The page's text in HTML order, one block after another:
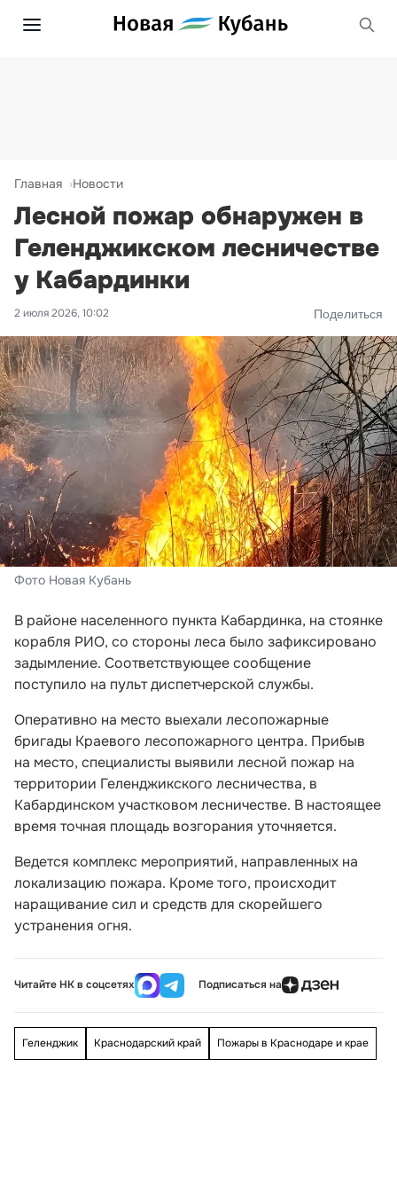
Главная Новости
Лесной пожар обнаружен в
Геленджикском лесничестве
у Кабардинки
2 июля 2026, 10:02 Поделиться
Фото Новая Кубань
В районе населенного пункта Кабардинка, на стоянке
корабля РИО, со стороны леса было зафиксировано
задымление. Соответствующее сообщение
поступило на пульт диспетчерской службы.
Оперативно на место выехали лесопожарные
бригады Краевого лесопожарного центра. Прибыв
на место, специалисты выявили лесной пожар на
территории Геленджикского лесничества, в
Кабардинском участковом лесничестве. В настоящее
время точная площадь возгорания уточняется.
Ведется комплекс мероприятий, направленных на
локализацию пожара. Кроме того, происходит
наращивание сил и средств для скорейшего
устранения огня.
Читайте НК в соцсетях Подписаться на
Геленджик Краснодарский край Пожары в Краснодаре и крае